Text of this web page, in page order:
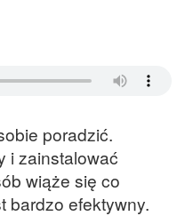
poradzić.
i zainstalować
wiąże się co
bardzo efektywny.